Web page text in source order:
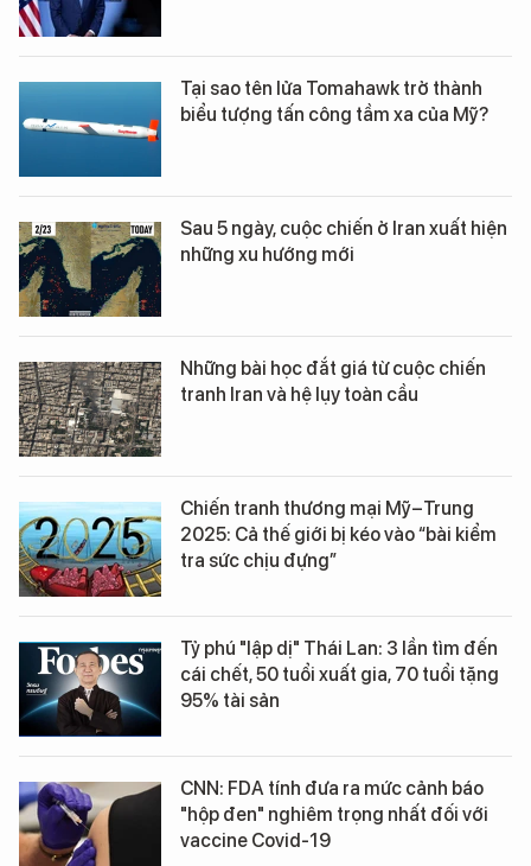
Tại sao tên lửa Tomahawk trở thành
biểu tượng tấn công tầm xa của Mỹ?
Sau 5 ngày, cuộc chiến ở Iran xuất hiện
những xu hướng mới
Những bài học đắt giá từ cuộc chiến
tranh Iran và hệ lụy toàn cầu
Chiến tranh thương mại Mỹ–Trung
2025: Cả thế giới bị kéo vào “bài kiểm
tra sức chịu đựng”
Tỷ phú "lập dị" Thái Lan: 3 lần tìm đến
cái chết, 50 tuổi xuất gia, 70 tuổi tặng
95% tài sản
CNN: FDA tính đưa ra mức cảnh báo
"hộp đen" nghiêm trọng nhất đối với
vaccine Covid-19